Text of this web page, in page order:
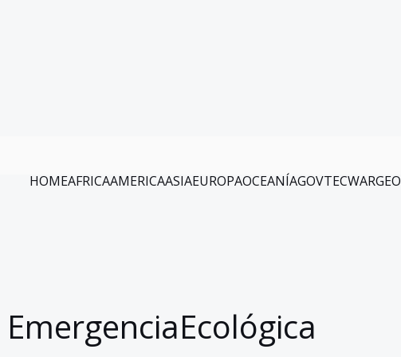
HOMEAFRICAAMERICAASIAEUROPAOCEANÍAGOVTECWARGEO
EmergenciaEcológica